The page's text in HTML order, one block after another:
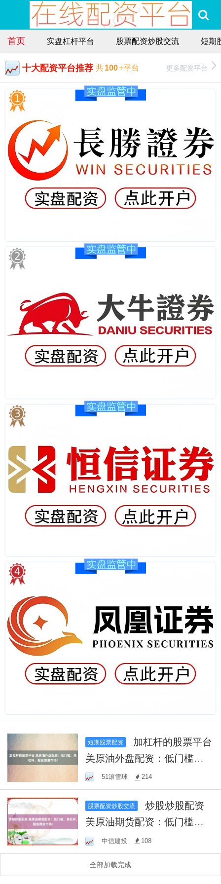
首页 实盘杠杆平台 股票配资炒股交流 短期
十大配资平台推荐 共100+平台 更多配资平台
短期股票配资
美原油外盘配资：低门槛，
高杠杆，掘金原油市场！
51滚雪球 214
股票配资炒股交流
炒股炒股配资
美原油期货配资：低门槛，
高杠杆，掘金原油市场！
中信建投 108
全部加载完成